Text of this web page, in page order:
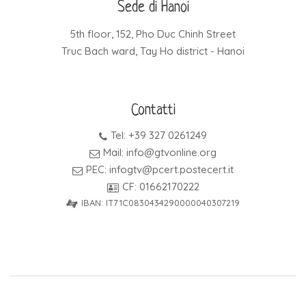
Sede di Hanoi
5th floor, 152, Pho Duc Chinh Street
Truc Bach ward, Tay Ho district - Hanoi
Contatti
Tel: +39 327 0261249
Mail: info@gtvonline.org
PEC: infogtv@pcert.postecert.it
CF: 01662170222
IBAN: IT71C0830434290000040307219